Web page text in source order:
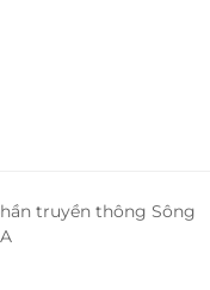
truyền thông Sông